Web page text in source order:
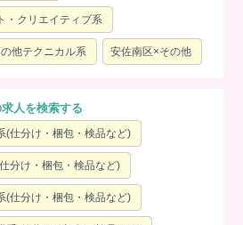
・クリエイティブ系
他テクニカル系 安佐南区×その他
人を検索する
(仕分け・梱包・検品など)
分け・梱包・検品など)
(仕分け・梱包・検品など)